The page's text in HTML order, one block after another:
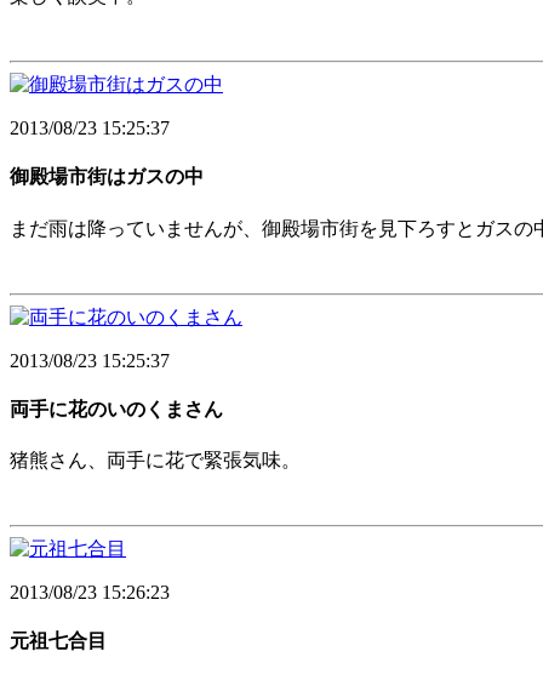
2013/08/23 15:25:37
御殿場市街はガスの中
まだ雨は降っていませんが、御殿場市街を見下ろすとガス
2013/08/23 15:25:37
両手に花のいのくまさん
猪熊さん、両手に花で緊張気味。
2013/08/23 15:26:23
元祖七合目